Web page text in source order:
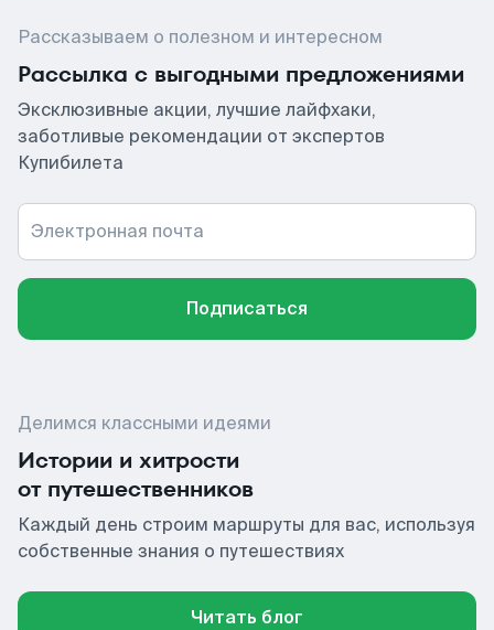
Рассказываем о полезном и интересном
Рассылка с выгодными предложениями
Эксклюзивные акции, лучшие лайфхаки,
заботливые рекомендации от экспертов
Купибилета
Электронная почта
Подписаться
Делимся классными идеями
Истории и хитрости
от путешественников
Каждый день строим маршруты для вас, используя
собственные знания о путешествиях
Читать блог